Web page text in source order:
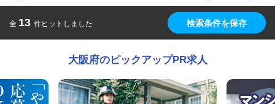
全 13 件ヒットしました 検索条件を保存
大阪府のピックアップPR求人